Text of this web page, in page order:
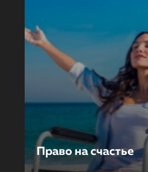
Право на счастье